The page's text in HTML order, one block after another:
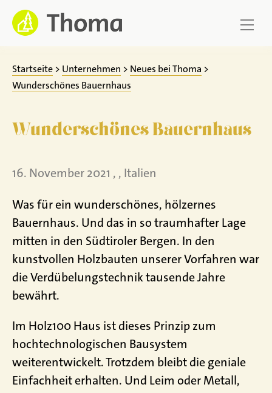
Zum
Inhalt
springen
Startseite > Unternehmen > Neues bei Thoma >
Wunderschönes Bauernhaus
Wunderschönes Bauernhaus
16. November 2021 , , Italien
Was für ein wunderschönes, hölzernes
Bauernhaus. Und das in so traumhafter Lage
mitten in den Südtiroler Bergen. In den
kunstvollen Holzbauten unserer Vorfahren war
die Verdübelungstechnik tausende Jahre
bewährt.
Im Holz100 Haus ist dieses Prinzip zum
hochtechnologischen Bausystem
weiterentwickelt. Trotzdem bleibt die geniale
Einfachheit erhalten. Und Leim oder Metall,